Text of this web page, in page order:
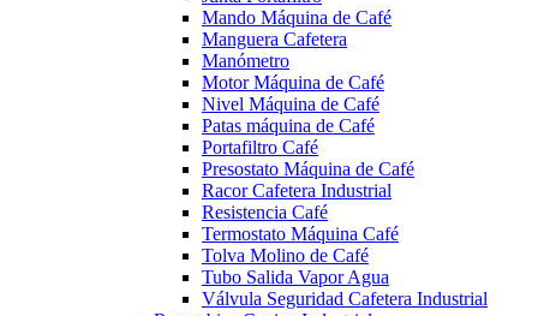
Mando Máquina de Café
Manguera Cafetera
Manómetro
Motor Máquina de Café
Nivel Máquina de Café
Patas máquina de Café
Portafiltro Café
Presostato Máquina de Café
Racor Cafetera Industrial
Resistencia Café
Termostato Máquina Café
Tolva Molino de Café
Tubo Salida Vapor Agua
Válvula Seguridad Cafetera Industrial